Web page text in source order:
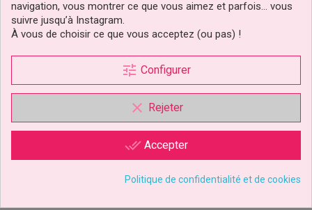
26x26x12cm Pcs/2
Ajouter au panier
Ronde Réutilisable Wilton
1 avis
navigation, vous montrer ce que vous aimez et parfois… vous
suivre jusqu’à Instagram.
À vous de choisir ce que vous acceptez (ou pas) !
tune Configurer
clear Rejeter
done_all Accepter
Politique de confidentialité et de cookies